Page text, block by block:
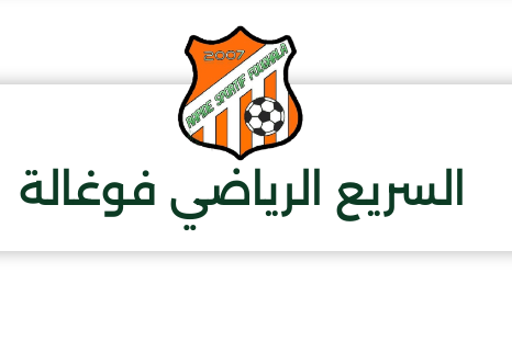
السريع الرياضي فوغالة